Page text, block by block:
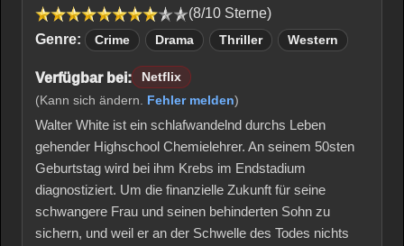
(8/10 Sterne)
Genre:
Crime Drama Thriller Western
Verfügbar bei:
Netflix
(Kann sich ändern. Fehler melden)
Walter White ist ein schlafwandelnd durchs Leben
gehender Highschool Chemielehrer. An seinem 50sten
Geburtstag wird bei ihm Krebs im Endstadium
diagnostiziert. Um die finanzielle Zukunft für seine
schwangere Frau und seinen behinderten Sohn zu
sichern, und weil er an der Schwelle des Todes nichts